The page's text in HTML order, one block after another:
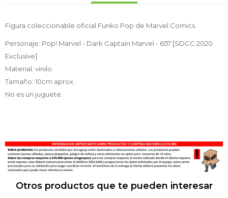
Figura coleccionable oficial Funko Pop de Marvel Comics.
Personaje: Pop! Marvel - Dark Captain Marvel - 657 [SDCC 2020
Exclusive]
Material: vinilo.
Tamaño: 10cm aprox.
No es un juguete.
Otros productos que te pueden interesar